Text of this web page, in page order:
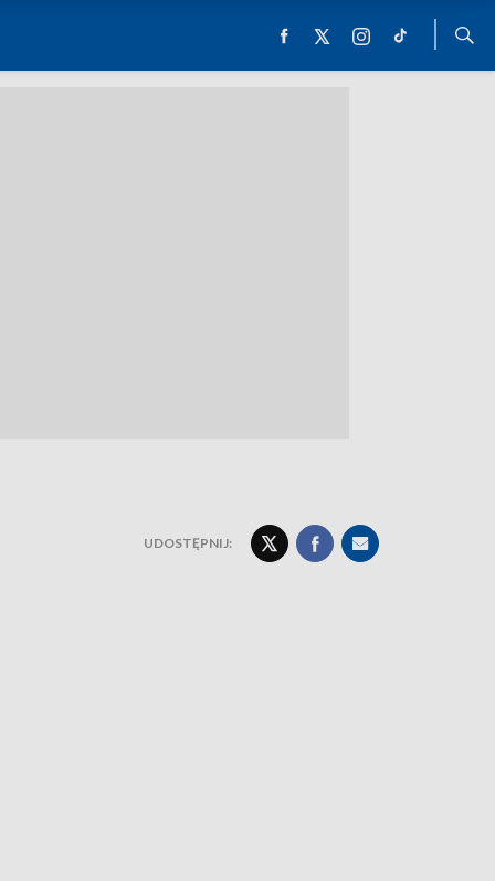
UDOSTĘPNIJ: